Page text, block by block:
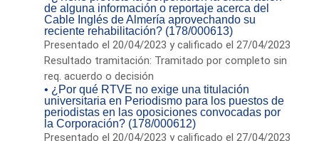
de alguna información o reportaje acerca del
Cable Inglés de Almería aprovechando su
reciente rehabilitación? (178/000613)
Presentado el 20/04/2023 y calificado el 27/04/2023
Resultado tramitación: Tramitado por completo sin
req. acuerdo o decisión
• ¿Por qué RTVE no exige una titulación
universitaria en Periodismo para los puestos de
periodistas en las oposiciones convocadas por
la Corporación? (178/000612)
Presentado el 20/04/2023 y calificado el 27/04/2023